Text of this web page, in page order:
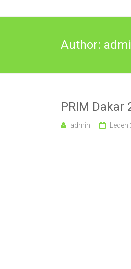
Author:
PRIM Dakar
admin